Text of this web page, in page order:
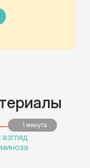
5 минут
5 минут
1 минута